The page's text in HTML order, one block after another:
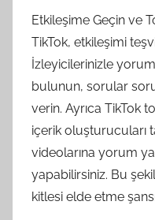
Etkileşime Geçin ve
TikTok, etkileşimi
İzleyicilerinizle
bulunun, sorular
verin. Ayrıca TikTok
içerik oluşturucuları
videolarına yorum
yapabilirsiniz. Bu
kitlesi elde etme